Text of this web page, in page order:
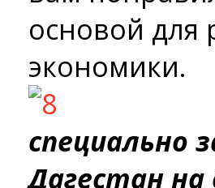
основой для
экономики.
специально
Дагестан